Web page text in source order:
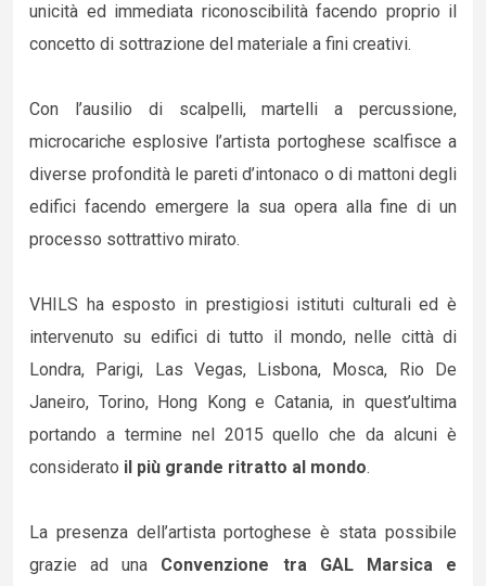
unicità ed immediata riconoscibilità facendo proprio il
concetto di sottrazione del materiale a fini creativi.
Con l’ausilio di scalpelli, martelli a percussione,
microcariche esplosive l’artista portoghese scalfisce a
diverse profondità le pareti d’intonaco o di mattoni degli
edifici facendo emergere la sua opera alla fine di un
processo sottrattivo mirato.
VHILS ha esposto in prestigiosi istituti culturali ed è
intervenuto su edifici di tutto il mondo, nelle città di
Londra, Parigi, Las Vegas, Lisbona, Mosca, Rio De
Janeiro, Torino, Hong Kong e Catania, in quest’ultima
portando a termine nel 2015 quello che da alcuni è
considerato il più grande ritratto al mondo.
La presenza dell’artista portoghese è stata possibile
grazie ad una Convenzione tra GAL Marsica e